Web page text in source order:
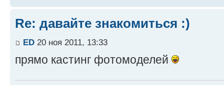
Re: давайте знакомиться :)
ED 20 ноя 2011, 13:33
прямо кастинг фотомоделей